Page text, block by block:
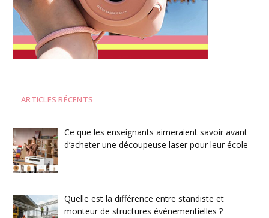
ARTICLES RÉCENTS
Ce que les enseignants aimeraient savoir avant
d’acheter une découpeuse laser pour leur école
Quelle est la différence entre standiste et
monteur de structures événementielles ?